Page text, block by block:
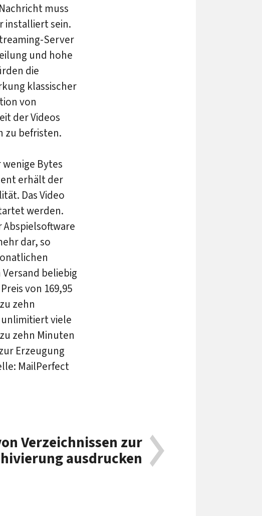
muss
installiert sein.
Server
und hohe
die
klassischer
von
der Videos
zu befristen.
Bytes
erhält der
Das Video
werden.
dar, so
beliebig
von 169,95
zehn
viele
zehn Minuten
Erzeugung
MailPerfect
Verzeichnissen zur
ausdrucken